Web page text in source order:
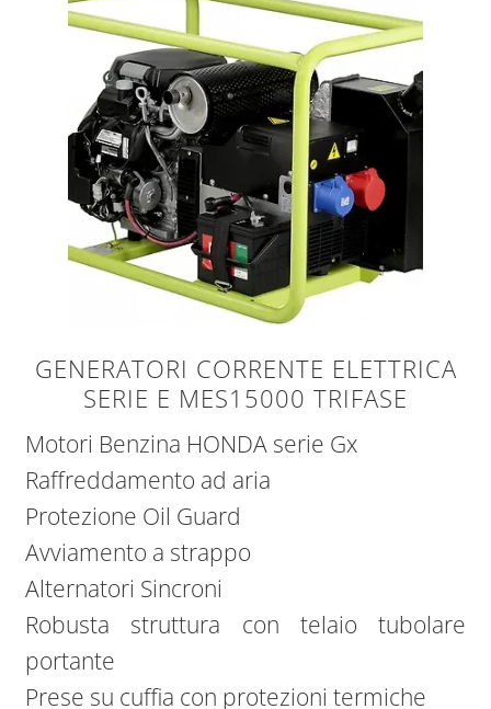
GENERATORI CORRENTE ELETTRICA
SERIE E MES15000 TRIFASE
Motori Benzina HONDA serie Gx
Raffreddamento ad aria
Protezione Oil Guard
Avviamento a strappo
Alternatori Sincroni
Robusta struttura con telaio tubolare
portante
Prese su cuffia con protezioni termiche